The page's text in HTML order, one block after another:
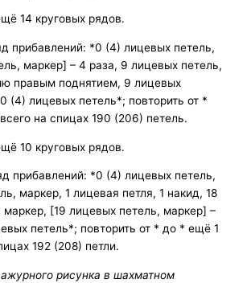
14 круговых рядов.
прибавлений: *0 (4) лицевых петель,
маркер] – 4 раза, 9 лицевых петель,
правым поднятием, 9 лицевых
(4) лицевых петель*; повторить от *
на спицах 190 (206) петель.
10 круговых рядов.
прибавлений: *0 (4) лицевых петель,
маркер, 1 лицевая петля, 1 накид, 18
маркер, [19 лицевых петель, маркер] –
петель*; повторить от * до * ещё 1
192 (208) петли.
рисунка в шахматном